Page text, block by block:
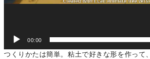
00:00
つくりかたは簡単。粘土で好きな形を作って、